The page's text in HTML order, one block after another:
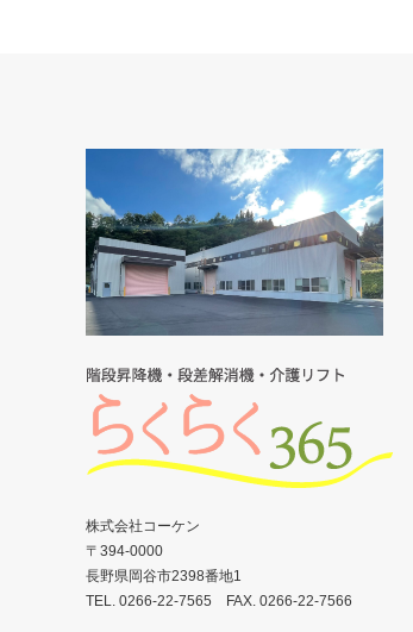
株式会社コーケン
〒394-0000
長野県岡谷市2398番地1
TEL. 0266-22-7565 FAX. 0266-22-7566